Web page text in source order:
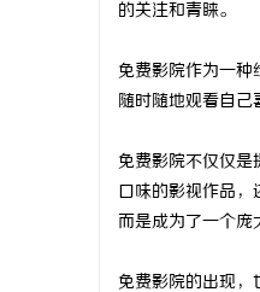
的关注和青睐。
免费影院作为一种
随时随地观看自己
免费影院不仅仅是
口味的影视作品
而是成为了一个庞
免费影院的出现，